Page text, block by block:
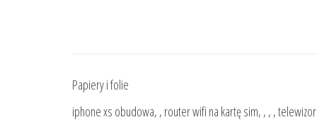
Papiery i folie
iphone xs obudowa, , router wifi na kartę sim, , , ,